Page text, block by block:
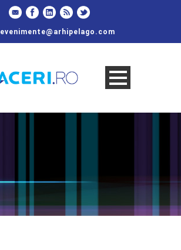
evenimente@arhipelago.com